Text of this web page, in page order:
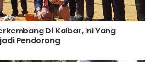
Di Kalbar, Ini Yang
Pendorong